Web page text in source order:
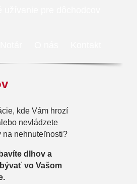
kde Vám hrozí
nevládzete
na nehnuteľnosti?
dlhov a
vo Vašom